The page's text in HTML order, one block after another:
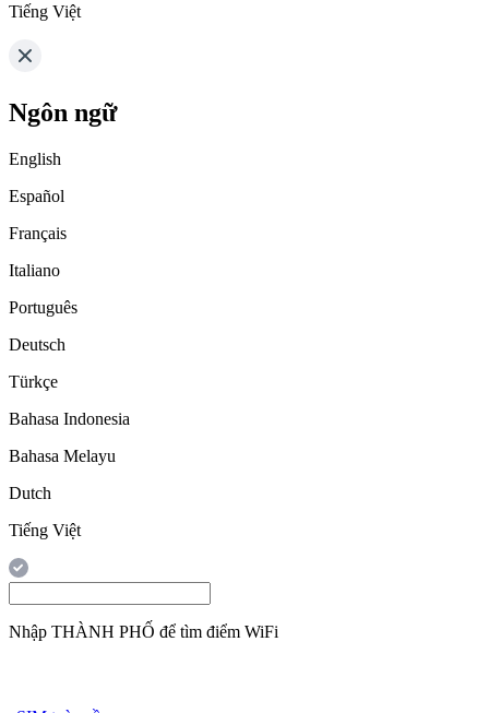
Tiếng Việt
Ngôn ngữ
English
Español
Français
Italiano
Português
Deutsch
Türkçe
Bahasa Indonesia
Bahasa Melayu
Dutch
Tiếng Việt
Nhập THÀNH PHỐ để tìm điểm WiFi